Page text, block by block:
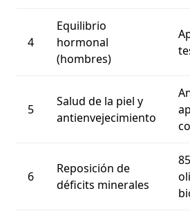
4
Equilibrio
hormonal
(hombres)
5
Salud de la piel y
antienvejecimiento
6
Reposición de
déficits minerales